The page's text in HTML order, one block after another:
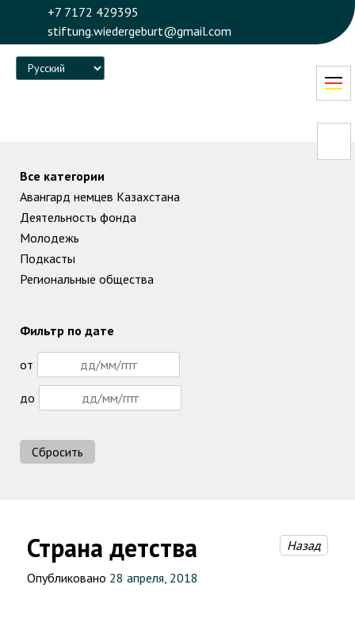
+7 7172 429395
stiftung.wiedergeburt@gmail.com
Language
Страна детства Назад
Опубликовано 28 апреля, 2018
Все категории
Авангард немцев Казахстана
Деятельность фонда
Молодежь
Подкасты
Региональные общества
Фильтр по дате
от
до
Сбросить